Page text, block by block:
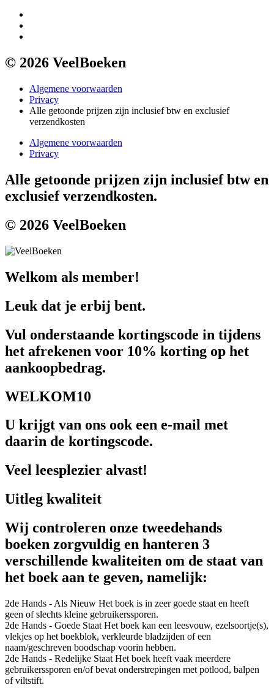
© 2026 VeelBoeken
Algemene voorwaarden
Privacy
Alle getoonde prijzen zijn inclusief btw en exclusief
verzendkosten
Algemene voorwaarden
Privacy
Alle getoonde prijzen zijn inclusief btw en
exclusief verzendkosten.
© 2026 VeelBoeken
Welkom als member!
Leuk dat je erbij bent.
Vul onderstaande kortingscode in tijdens
het afrekenen voor 10% korting op het
aankoopbedrag.
WELKOM10
U krijgt van ons ook een e-mail met
daarin de kortingscode.
Veel leesplezier alvast!
Uitleg kwaliteit
Wij controleren onze tweedehands
boeken zorgvuldig en hanteren 3
verschillende kwaliteiten om de staat van
het boek aan te geven, namelijk:
2de Hands - Als Nieuw Het boek is in zeer goede staat en heeft
geen of slechts kleine gebruikerssporen.
2de Hands - Goede Staat Het boek kan een leesvouw, ezelsoortje(s),
vlekjes op het boekblok, verkleurde bladzijden of een
naam/geschreven boodschap voorin hebben.
2de Hands - Redelijke Staat Het boek heeft vaak meerdere
gebruikerssporen en/of bevat onderstrepingen met potlood, balpen
of viltstift.